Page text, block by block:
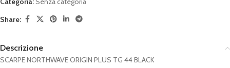
Share:
Descrizione
SCARPE NORTHWAVE ORIGIN PLUS TG 44 BLACK